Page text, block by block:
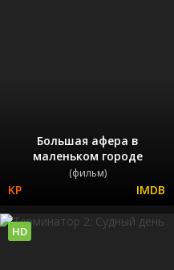
Большая афера в
маленьком городе
(фильм)
HD